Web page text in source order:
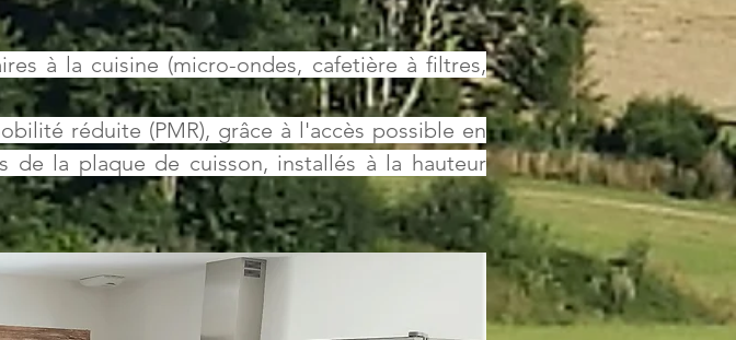
à la cuisine (micro-ondes, cafetière à filtres,
réduite (PMR), grâce à l'accès possible en
de la plaque de cuisson, installés à la hauteur